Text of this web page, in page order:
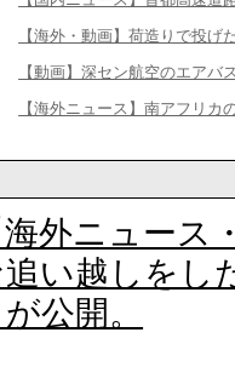
【海外・動画】荷造りで投げ
【動画】深セン航空のエア
【海外ニュース】南アフリカ
海外ニュー
い越しをし
公開。